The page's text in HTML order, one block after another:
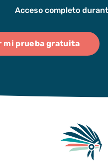
Acceso completo
mi prueba gratuita